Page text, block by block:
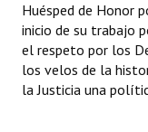
Actas de Audiencias
NORMATIVA
Comunicaciones
Huésped de Honor
inicio de su trabajo
el respeto por los
los velos de la
la Justicia una